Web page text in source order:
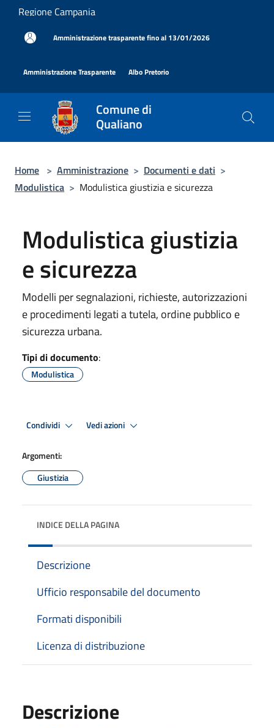
Salta al contenuto principale
Regione Campania
Amministrazione trasparente fino al 13/01/2026
Amministrazione Trasparente Albo Pretorio
Comune di
Qualiano
Home > Amministrazione > Documenti e dati >
Modulistica > Modulistica giustizia e sicurezza
Modulistica giustizia
e sicurezza
Modelli per segnalazioni, richieste, autorizzazioni
e procedimenti legati a tutela, ordine pubblico e
sicurezza urbana.
Tipi di documento:
Modulistica
Condividi Vedi azioni
Argomenti:
Giustizia
INDICE DELLA PAGINA
Descrizione
Ufficio responsabile del documento
Formati disponibili
Licenza di distribuzione
Descrizione